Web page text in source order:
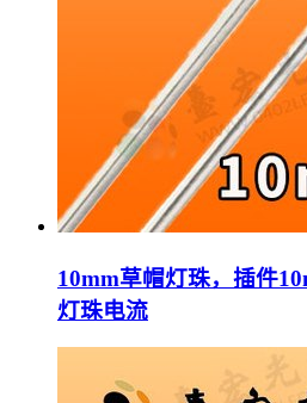
10mm草帽灯珠，插件
灯珠电流